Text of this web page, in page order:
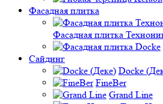
Фасадная плитка
Фасадная плитка
Сайдинг
Docke
FineBer
Grand Line